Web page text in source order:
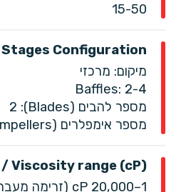
15-50
Configuration
מיקום: מרכזי
Baffles: 2-4
מספר להבים (Blades): ‎2
מספר אימפלרים (Impellers): ‎2–4
/ Viscosity range (cP)
1–20,000 cP (זרימה מעברית / למינרית)